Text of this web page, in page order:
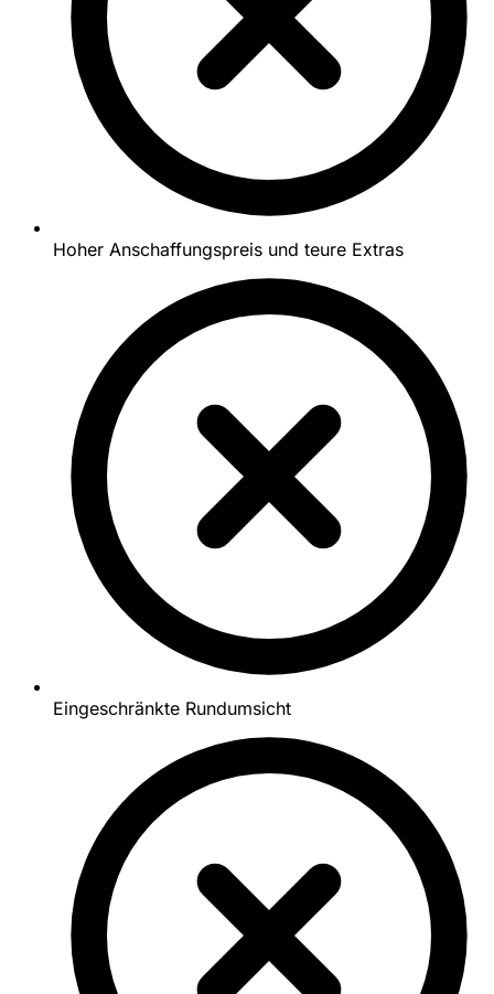
Hoher Anschaffungspreis und teure Extras
Eingeschränkte Rundumsicht